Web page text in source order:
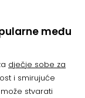
među
dječje sobe za
i smirujuće
stvarati